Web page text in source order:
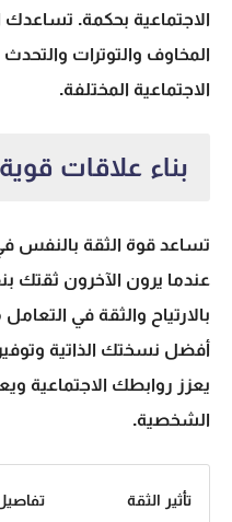
الاجتماعية بحكمة. تساعدك
المخاوف والتوترات
الاجتماعية المختلفة.
بناء علاقات قوية
تساعد قوة الثقة بالنفس
عندما يرون الآخرون
بالارتياح والثقة في
أفضل نسختك الذاتية
يعزز روابطك الاجتماعية
الشخصية.
تأثير الثقة